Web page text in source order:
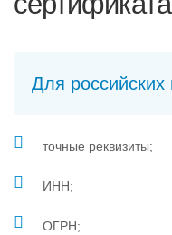
Для российских
точные реквизиты;
ИНН;
ОГРН;